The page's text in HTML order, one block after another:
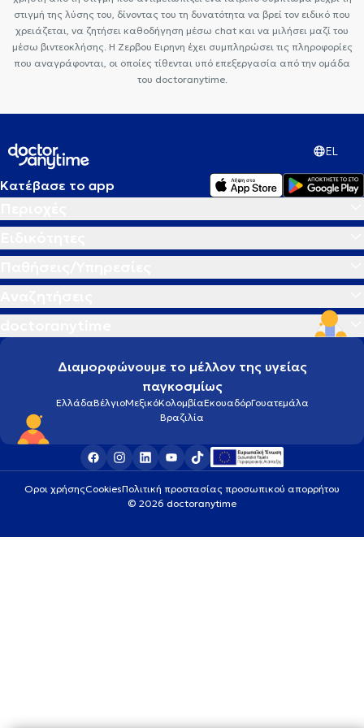
στιγμή της λύσης του, δίνοντας του τη δυνατότητα να βρεί τον ειδικό που
χρειάζεται, να ζητήσει καθοδήγηση μέσω chat και να μιλήσει μαζί του
μέσω βιντεοκλήσης. Η Ζερβου Ειρηνη έχει συμπληρώσει τις πληροφορίες
που αναγράφονται, οι οποίες τίθενται υπό επεξεργασία από την ομάδα
του doctoranytime.
EL
Κατέβασε το app
Διαμορφώνουμε το μέλλον της υγείας
παγκοσμίως
ΕλλάδαΒέλγιοΜεξικόΚολομβίαΕκουαδόρΓουατεμάλα
Βραζιλία
Οροι χρήσηςCookiesΠολιτική προστασίας προσωπικού απορρήτου
© 2026 doctoranytime